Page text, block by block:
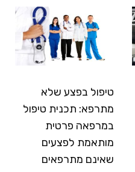
טיפול בפצע שלא
מתרפא: תכנית טיפול
במרפאה פרטית
מותאמת לפצעים
שאינם מתרפאים